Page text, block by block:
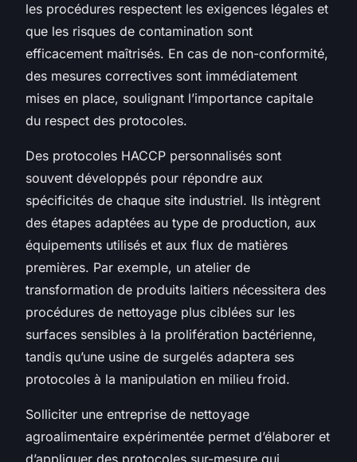
les procédures respectent les exigences légales et
que les risques de contamination sont
efficacement maîtrisés. En cas de non-conformité,
des mesures correctives sont immédiatement
mises en place, soulignant l’importance capitale
du respect des protocoles.
Des protocoles HACCP personnalisés sont
souvent développés pour répondre aux
spécificités de chaque site industriel. Ils intègrent
des étapes adaptées au type de production, aux
équipements utilisés et aux flux de matières
premières. Par exemple, un atelier de
transformation de produits laitiers nécessitera des
procédures de nettoyage plus ciblées sur les
surfaces sensibles à la prolifération bactérienne,
tandis qu’une usine de surgelés adaptera ses
protocoles à la manipulation en milieu froid.
Solliciter une entreprise de nettoyage
agroalimentaire expérimentée permet d’élaborer et
d’appliquer des protocoles sur-mesure qui